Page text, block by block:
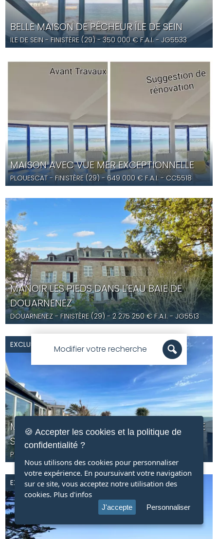
Modifier votre recherche
BELLE MAISON DE PÊCHEUR ÎLE DE SEIN
ILE DE SEIN- FINISTÈRE (29) -350 000€ F.A.I.- JG5533
MAISON AVEC VUE MER EXCEPTIONNELLE
PLOUESCAT- FINISTÈRE (29) - 649 000 € F.A.I. - CC5518
MANOIR LES PIEDS DANS L'EAU BAIE DE
DOUARNENEZ
DOUARNENEZ - FINISTÈRE (29) - 2 275 250 € F.A.I. - JG5513
MAISON PREMIÈRE LIGNE AVEC VUE UNIQUE
SUR LA BAIE D'AUDIERNE
PLOUHINEC
EXCLUSIVITÉ
EXCLUSIVITÉ
🍪 Accepter les cookies et la politique de
confidentialité ?
Nous utilisons des cookies pour personnaliser
votre expérience. En poursuivant votre navigation
sur ce site, vous acceptez notre utilisation des
cookies. Plus d'infos
J'accepte Personnaliser